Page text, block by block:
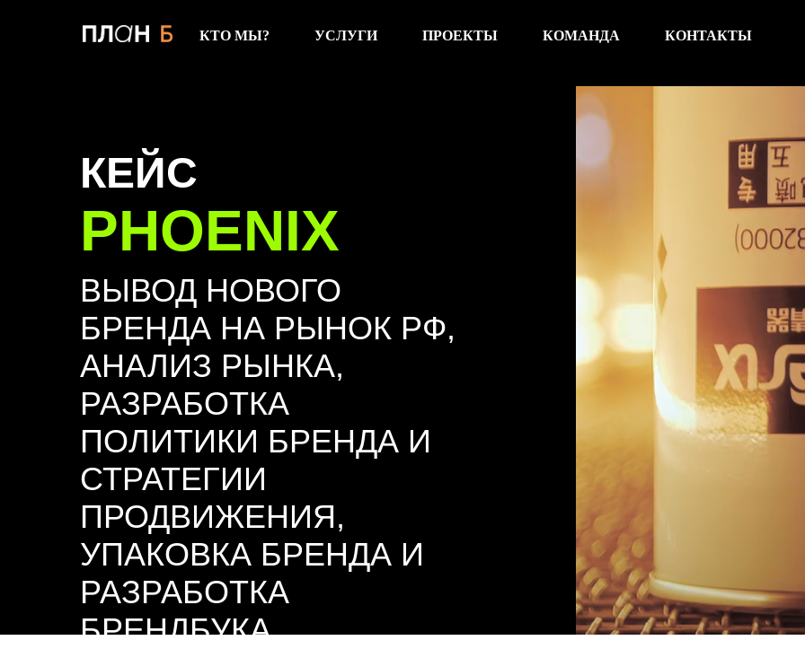
КТО МЫ? УСЛУГИ ПРОЕКТЫ КОМАНДА КОНТАКТЫ
КЕЙС
PHOENIX
ВЫВОД НОВОГО
БРЕНДА НА РЫНОК РФ,
АНАЛИЗ РЫНКА,
РАЗРАБОТКА
ПОЛИТИКИ БРЕНДА И
СТРАТЕГИИ
ПРОДВИЖЕНИЯ,
УПАКОВКА БРЕНДА И
РАЗРАБОТКА
БРЕНДБУКА